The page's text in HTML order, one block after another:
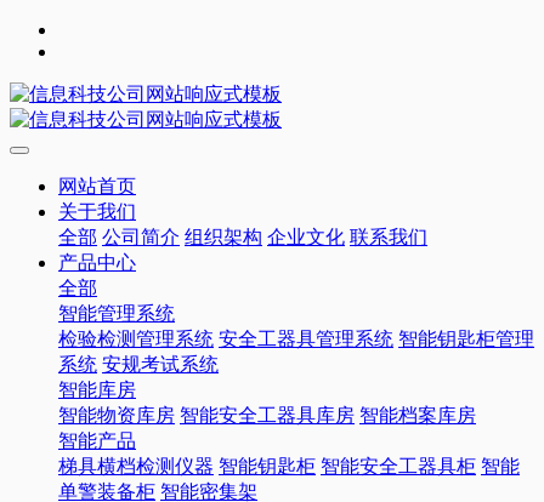
网站首页
关于我们
全部 公司简介 组织架构 企业文化 联系我们
产品中心
全部
智能管理系统
检验检测管理系统 安全工器具管理系统 智能钥匙柜管理
系统 安规考试系统
智能库房
智能物资库房 智能安全工器具库房 智能档案库房
智能产品
梯具横档检测仪器 智能钥匙柜 智能安全工器具柜 智能
单警装备柜 智能密集架